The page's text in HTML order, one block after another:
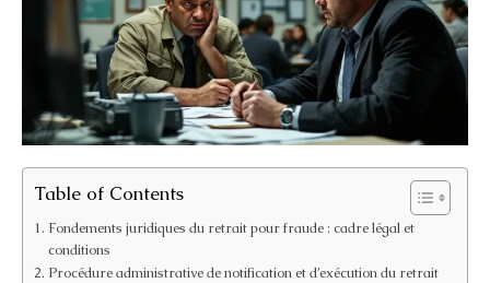
Table of Contents
Fondements juridiques du retrait pour fraude : cadre légal et
conditions
Procédure administrative de notification et d’exécution du retrait